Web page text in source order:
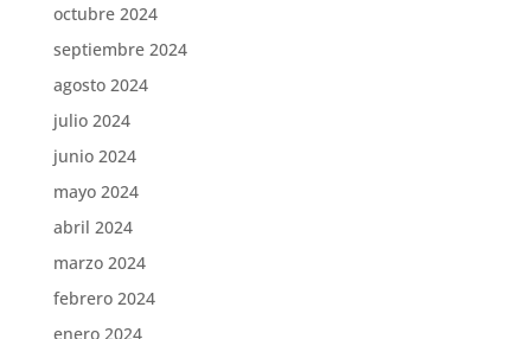
octubre 2024
septiembre 2024
agosto 2024
julio 2024
junio 2024
mayo 2024
abril 2024
marzo 2024
febrero 2024
enero 2024